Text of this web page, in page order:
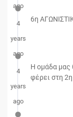
ago
4
years
ago
6η
4
years
ago
H oμάδα μας
φέρει στη